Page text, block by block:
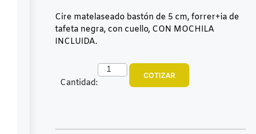
Cire matelaseado bastón de 5 cm, forrer+ia de
tafeta negra, con cuello, CON MOCHILA
INCLUIDA.
Cantidad:
COTIZAR